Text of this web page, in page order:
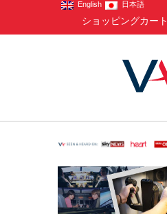
English 日本語
ショッピングカート